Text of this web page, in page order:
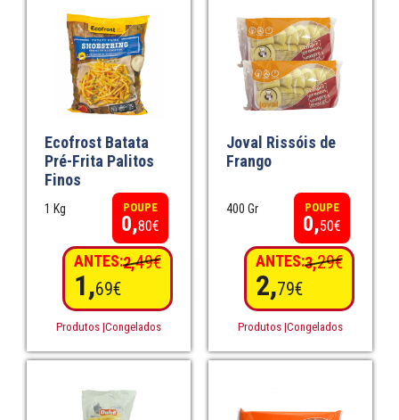
Ecofrost Batata
Pré-Frita Palitos
Finos
1 Kg POUPE
0,80€
ANTES:2,49€
1,69€
Produtos |Congelados
Joval Rissóis de
Frango
400 Gr POUPE
0,50€
ANTES:3,29€
2,79€
Produtos |Congelados